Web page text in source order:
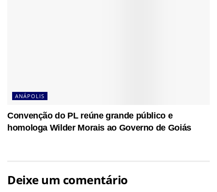
ANÁPOLIS
Convenção do PL reúne grande público e
homologa Wilder Morais ao Governo de Goiás
Deixe um comentário